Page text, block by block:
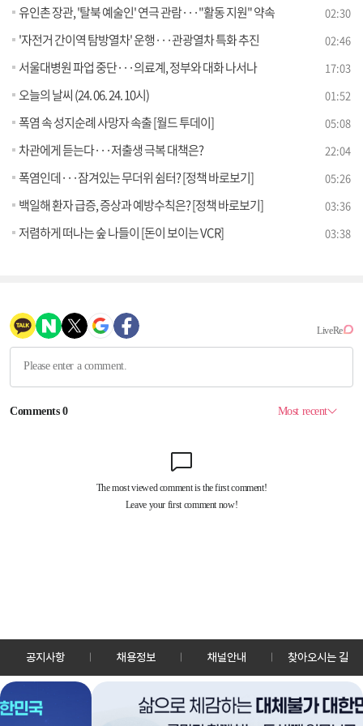
유인촌 장관, '탈북 예술인' 연극 관람···"활동 지원" 약속 02:30
'자전거 간이역 탐방열차' 운행···관광열차 특화 추진 02:46
서울대병원 파업 중단···의료계, 정부와 대화 나서나 17:03
오늘의 날씨 (24. 06. 24. 10시) 01:52
폭염 속 성지순례 사망자 속출 [월드 투데이] 05:08
차관에게 듣는다···저출생 극복 대책은? 22:04
폭염인데···잠겨있는 무더위 쉼터? [정책 바로보기] 05:26
백일해 환자 급증, 증상과 예방수칙은? [정책 바로보기] 03:36
저렴하게 떠나는 숲 나들이 [돈이 보이는 VCR] 03:38
공지사항 채용정보 채널안내 찾아오시는 길
30128 세종특별자치시 정부2청사로 13 한국정책방송원 KTV
TEL: 044-204-8000